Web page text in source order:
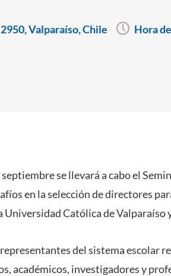
Valparaíso, Chile Hora
se llevará a cabo el
en la selección de directores
Católica de Valparaíso
del sistema escolar
académicos, investigadores y